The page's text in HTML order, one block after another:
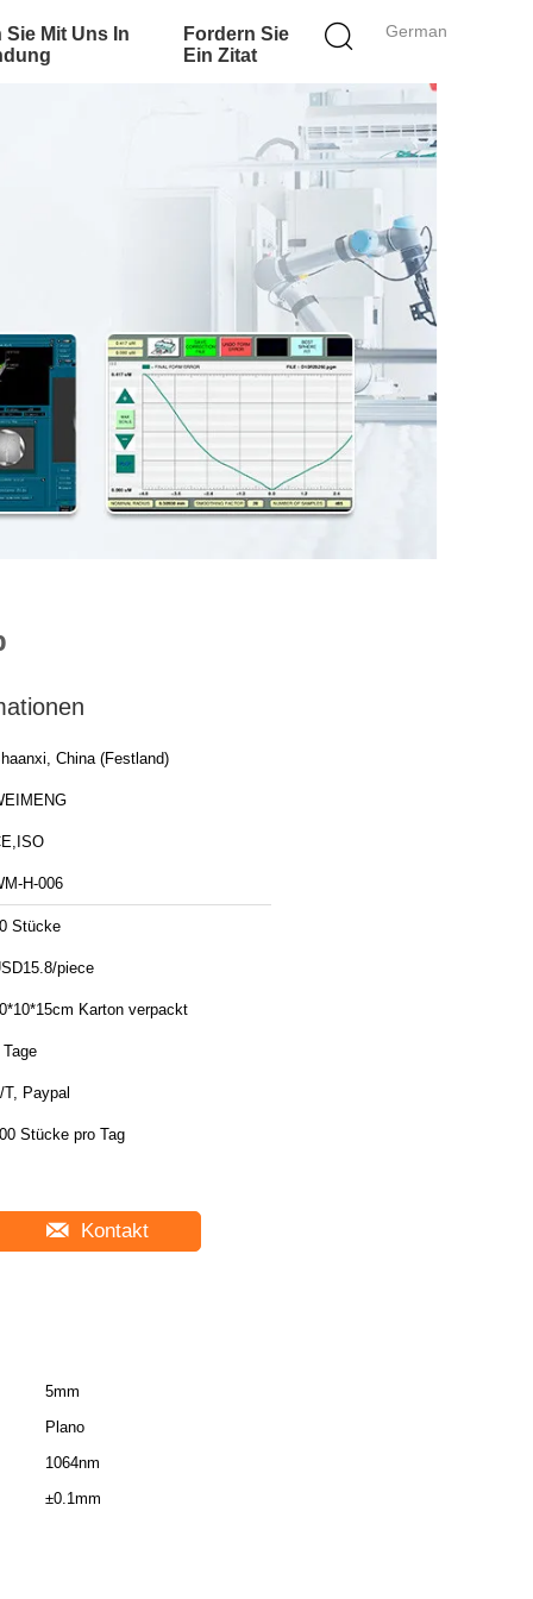
German
Sie Mit Uns In
Fordern Sie
Ein Zitat
China (Festland)
H-006
Stücke
piece
Karton verpackt
Tage
T, Paypal
Stücke pro Tag
Kontakt
5mm
Plano
1064nm
±0.1mm